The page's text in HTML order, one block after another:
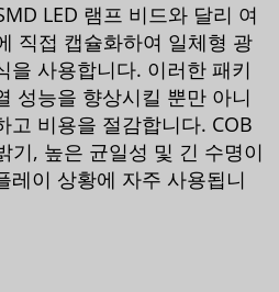
LED 램프 비드와 달리 여
직접 캡슐화하여 일체형 광
을 사용합니다. 이러한 패키
성능을 향상시킬 뿐만 아니
고 비용을 절감합니다. COB
기, 높은 균일성 및 긴 수명이
레이 상황에 자주 사용됩니